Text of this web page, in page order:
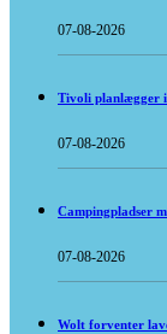
07-08-2026
Tivoli planlægger
07-08-2026
Campingpladser
07-08-2026
Wolt forventer